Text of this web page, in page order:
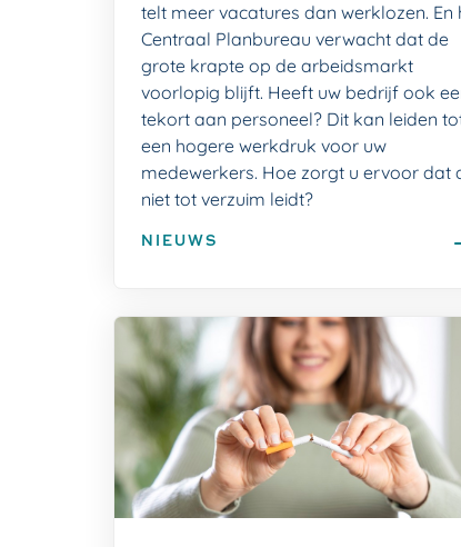
telt meer vacatures dan werklozen. En
Centraal Planbureau verwacht dat de
grote krapte op de arbeidsmarkt
voorlopig blijft. Heeft uw bedrijf ook
tekort aan personeel? Dit kan leiden
een hogere werkdruk voor uw
medewerkers. Hoe zorgt u ervoor dat
niet tot verzuim leidt?
NIEUWS